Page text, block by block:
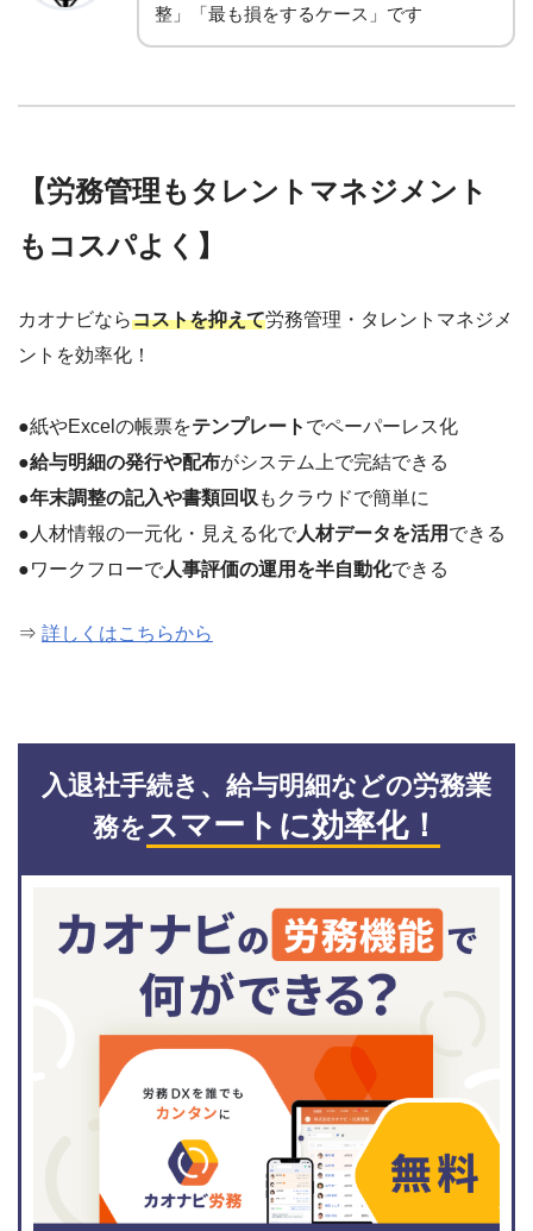
整」「最も損をするケース」です
【労務管理もタレントマネジメント
もコスパよく】
カオナビならコストを抑えて労務管理・タレントマネジメ
ントを効率化！
●紙やExcelの帳票をテンプレート でペーパーレス化
●給与明細の発行や配布がシステム上で完結できる
●年末調整の記入や書類回収 もクラウドで簡単に
●人材情報の一元化・見える化で人材データを活用 できる
●ワークフローで人事評価の運用を半自動化できる
⇒ 詳しくはこちらから
入退社手続き、給与明細などの労務業
務をスマートに効率化！